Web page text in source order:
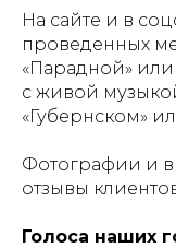
На сайте и в
проведенных
«Парадной»
с живой
«Губернском»
Фотографии и
отзывы
Голоса наших